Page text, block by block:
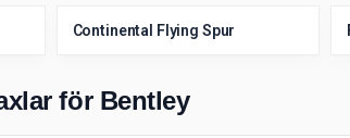
Continental Flying Spur
för Bentley